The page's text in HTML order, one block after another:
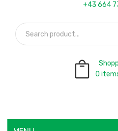
+43 664
0